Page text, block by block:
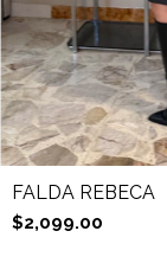
FALDA REBECA
$2,099.00